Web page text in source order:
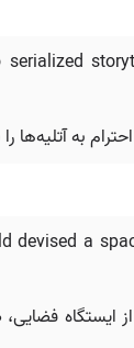
به
devised a
که کارل لاگرفلد